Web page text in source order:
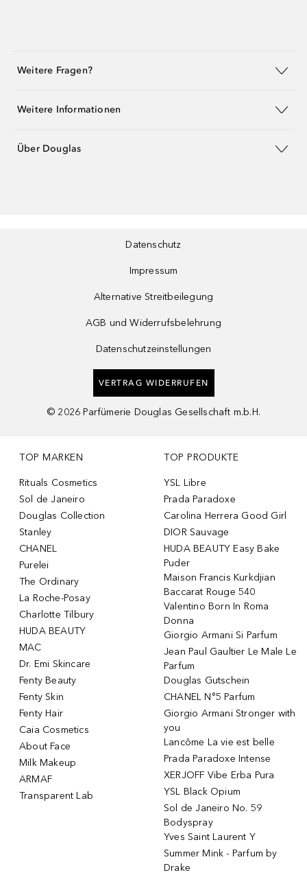
Weitere Fragen?
Weitere Informationen
Über Douglas
Datenschutz
Impressum
Alternative Streitbeilegung
AGB und Widerrufsbelehrung
Datenschutzeinstellungen
VERTRAG WIDERRUFEN
© 2026 Parfümerie Douglas Gesellschaft m.b.H.
TOP MARKEN
Rituals Cosmetics
Sol de Janeiro
Douglas Collection
Stanley
CHANEL
Purelei
The Ordinary
La Roche-Posay
Charlotte Tilbury
HUDA BEAUTY
MAC
Dr. Emi Skincare
Fenty Beauty
Fenty Skin
Fenty Hair
Caia Cosmetics
About Face
Milk Makeup
ARMAF
Transparent Lab
TOP PRODUKTE
YSL Libre
Prada Paradoxe
Carolina Herrera Good Girl
DIOR Sauvage
HUDA BEAUTY Easy Bake
Puder
Maison Francis Kurkdjian
Baccarat Rouge 540
Valentino Born In Roma
Donna
Giorgio Armani Si Parfum
Jean Paul Gaultier Le Male Le
Parfum
Douglas Gutschein
CHANEL N°5 Parfum
Giorgio Armani Stronger with
you
Lancôme La vie est belle
Prada Paradoxe Intense
XERJOFF Vibe Erba Pura
YSL Black Opium
Sol de Janeiro No. 59
Bodyspray
Yves Saint Laurent Y
Summer Mink - Parfum by
Drake